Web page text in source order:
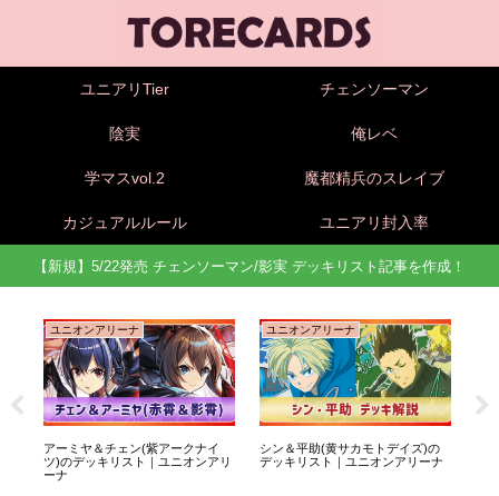
ユニアリTier チェンソーマン
陰実 俺レベ
学マスvol.2 魔都精兵のスレイブ
カジュアルルール ユニアリ封入率
【新規】5/22発売 チェンソーマン/影実 デッキリスト記事を作成！
ユニオンアリーナ
アーミヤ＆チェン(紫アークナイ
ツ)のデッキリスト｜ユニオンアリ
ーナ
ユニオンアリーナ
シン＆平助(黄サカモトデイズ)の
デッキリスト｜ユニオンアリーナ